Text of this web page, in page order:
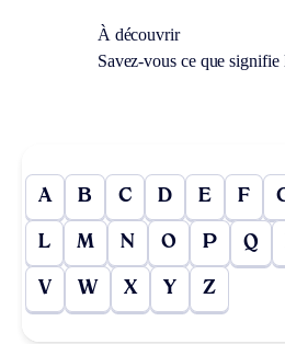
À découvrir
Savez-vous ce que
A B C D E F
L M N O P Q
V W X Y Z